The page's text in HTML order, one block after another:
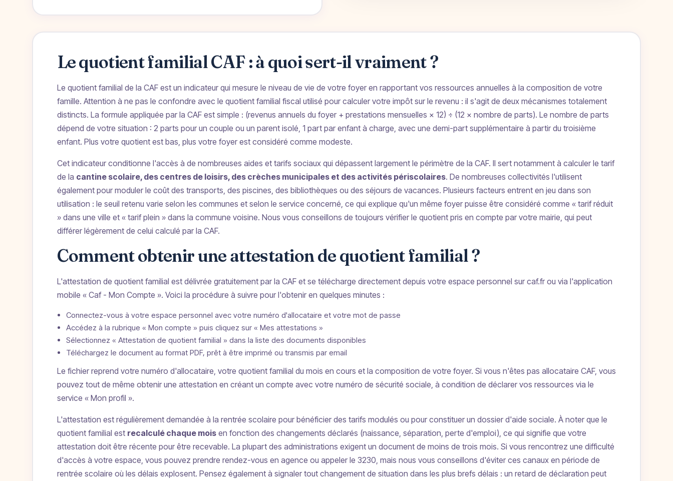
Le quotient familial CAF : à quoi sert-il vraiment ?
Le quotient familial de la CAF est un indicateur qui mesure le niveau de vie de votre foyer en rapportant vos ressources annuelles à la composition de votre
famille. Attention à ne pas le confondre avec le quotient familial fiscal utilisé pour calculer votre impôt sur le revenu : il s'agit de deux mécanismes totalement
distincts. La formule appliquée par la CAF est simple : (revenus annuels du foyer + prestations mensuelles × 12) ÷ (12 × nombre de parts). Le nombre de parts
dépend de votre situation : 2 parts pour un couple ou un parent isolé, 1 part par enfant à charge, avec une demi-part supplémentaire à partir du troisième
enfant. Plus votre quotient est bas, plus votre foyer est considéré comme modeste.
Cet indicateur conditionne l'accès à de nombreuses aides et tarifs sociaux qui dépassent largement le périmètre de la CAF. Il sert notamment à calculer le tarif
de la cantine scolaire, des centres de loisirs, des crèches municipales et des activités périscolaires. De nombreuses collectivités l'utilisent
également pour moduler le coût des transports, des piscines, des bibliothèques ou des séjours de vacances. Plusieurs facteurs entrent en jeu dans son
utilisation : le seuil retenu varie selon les communes et selon le service concerné, ce qui explique qu'un même foyer puisse être considéré comme « tarif réduit
» dans une ville et « tarif plein » dans la commune voisine. Nous vous conseillons de toujours vérifier le quotient pris en compte par votre mairie, qui peut
différer légèrement de celui calculé par la CAF.
Comment obtenir une attestation de quotient familial ?
L'attestation de quotient familial est délivrée gratuitement par la CAF et se télécharge directement depuis votre espace personnel sur caf.fr ou via l'application
mobile « Caf - Mon Compte ». Voici la procédure à suivre pour l'obtenir en quelques minutes :
Connectez-vous à votre espace personnel avec votre numéro d'allocataire et votre mot de passe
Accédez à la rubrique « Mon compte » puis cliquez sur « Mes attestations »
Sélectionnez « Attestation de quotient familial » dans la liste des documents disponibles
Téléchargez le document au format PDF, prêt à être imprimé ou transmis par email
Le fichier reprend votre numéro d'allocataire, votre quotient familial du mois en cours et la composition de votre foyer. Si vous n'êtes pas allocataire CAF, vous
pouvez tout de même obtenir une attestation en créant un compte avec votre numéro de sécurité sociale, à condition de déclarer vos ressources via le
service « Mon profil ».
L'attestation est régulièrement demandée à la rentrée scolaire pour bénéficier des tarifs modulés ou pour constituer un dossier d'aide sociale. À noter que le
quotient familial est recalculé chaque moisen fonction des changements déclarés (naissance, séparation, perte d'emploi), ce qui signifie que votre
attestation doit être récente pour être recevable. La plupart des administrations exigent un document de moins de trois mois. Si vous rencontrez une difficulté
d'accès à votre espace, vous pouvez prendre rendez-vous en agence ou appeler le 3230, mais nous vous conseillons d'éviter ces canaux en période de
rentrée scolaire où les délais explosent. Pensez également à signaler tout changement de situation dans les plus brefs délais : un retard de déclaration peut